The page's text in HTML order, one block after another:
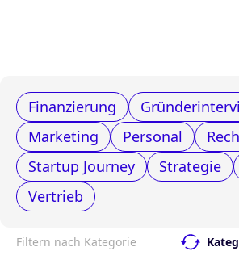
Finanzierung
Marketing
Personal
Startup Journey
Strategie
Vertrieb
Filtern nach Kategorie